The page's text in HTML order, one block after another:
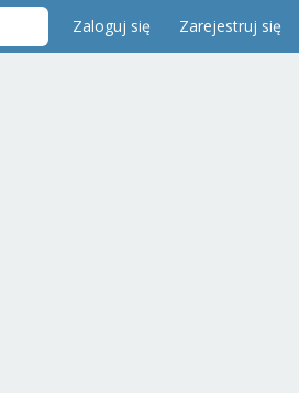
Zaloguj się Zarejestruj się